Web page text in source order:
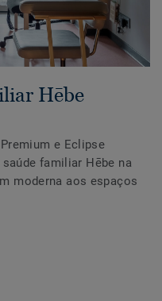
Hēbe
e Eclipse
familiar Hēbe na
moderna aos espaços